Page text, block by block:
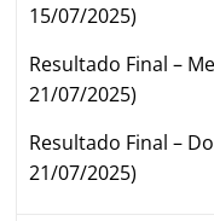
15/07/2025)
Resultado Final –
21/07/2025)
Resultado Final –
21/07/2025)